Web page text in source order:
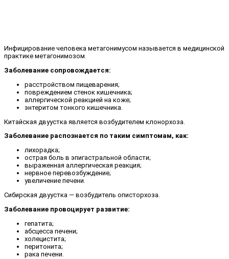
Инфицирование человека метагонимусом называется в медицинской
практике метагонимозом.
Заболевание сопровождается:
расстройством пищеварения;
повреждением стенок кишечника;
аллергической реакцией на коже;
энтеритом тонкого кишечника.
Китайская двуустка является возбудителем клонорхоза.
Заболевание распознается по таким симптомам, как:
лихорадка;
острая боль в эпигастральной области;
выраженная аллергическая реакция;
нервное перевозбуждение;
увеличение печени.
Сибирская двуустка — возбудитель описторхоза.
Заболевание провоцирует развитие:
гепатита;
абсцесса печени;
холецистита;
перитонита;
рака печени.